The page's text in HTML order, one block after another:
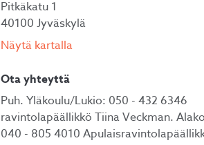
Pitkäkatu 1
40100 Jyväskylä
Näytä kartalla
Ota yhteyttä
Puh. Yläkoulu/Lukio: 050 - 432 6346
ravintolapäällikkö Tiina Veckman.
040 - 805 4010